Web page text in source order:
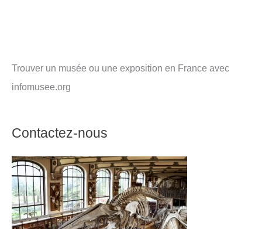
Trouver un musée ou une exposition en France avec
infomusee.org
Contactez-nous